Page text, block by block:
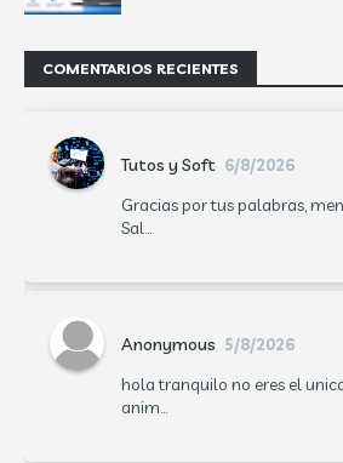
COMENTARIOS RECIENTES
Tutos y Soft 6/8/2026
Gracias por tus palabras,
Sal...
Anonymous 5/8/2026
hola tranquilo no eres el
anim...